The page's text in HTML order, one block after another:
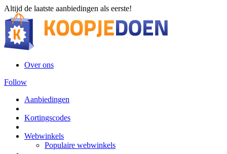
Altijd de laatste aanbiedingen als eerste!
Over ons
Follow
Aanbiedingen
Kortingscodes
Webwinkels
Populaire webwinkels